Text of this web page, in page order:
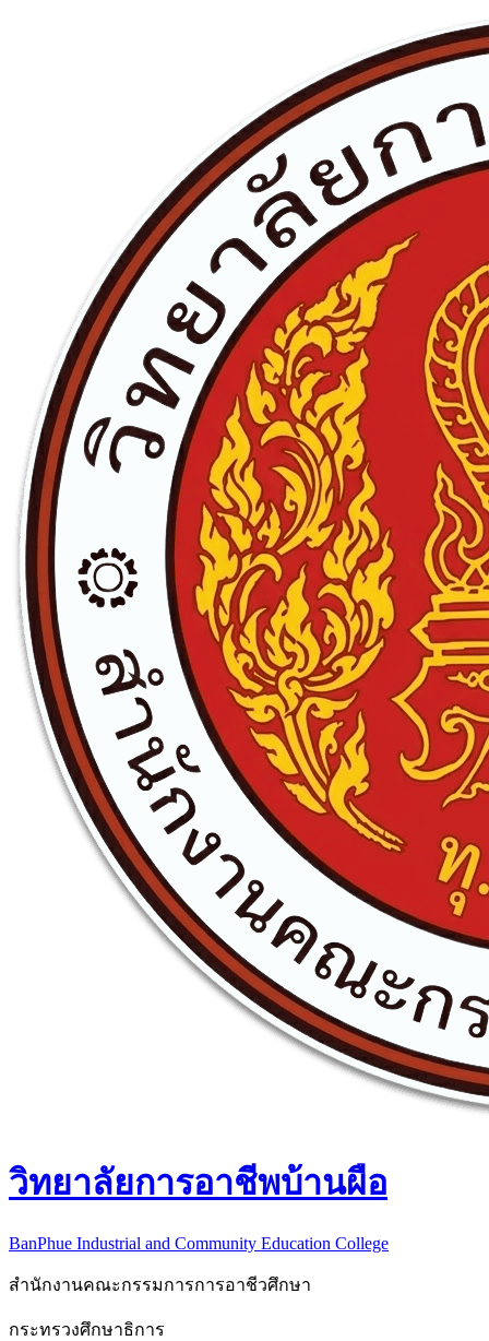
วิทยาลัยการอาชีพบ้านผือ
BanPhue Industrial and Community Education College
สำนักงานคณะกรรมการการอาชีวศึกษา
กระทรวงศึกษาธิการ